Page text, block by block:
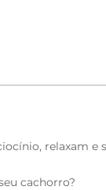
relaxam
cachorro?